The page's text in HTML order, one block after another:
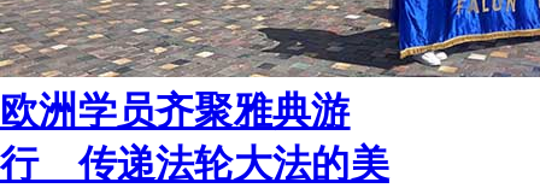
欧洲学员齐聚雅典游
行 传递法轮大法的美